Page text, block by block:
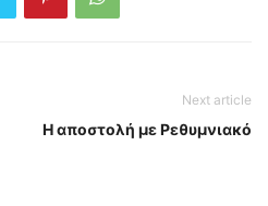
Next article
Η αποστολή με Ρεθυμνιακό